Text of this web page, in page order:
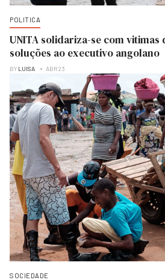
POLITICA
UNITA solidariza-se com vitimas
soluções ao executivo angolano
BY LUISA ABR 23
SOCIEDADE